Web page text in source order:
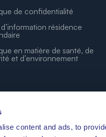
content and ads, to
de confidentialité
résidence
en matière de santé, de
et d’environnement
LES